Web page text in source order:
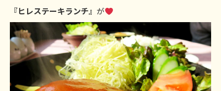
『ヒレステーキランチ』 が